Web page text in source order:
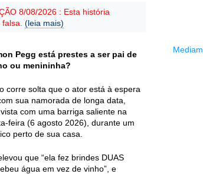
8/08/2026 : Esta história
(leia mais)
Pegg está prestes a ser pai de
ou menininha?
corre solta que o ator está à espera
sua namorada de longa data,
com uma barriga saliente na
feira (6 agosto 2026), durante um
perto de sua casa.
que “ela fez brindes DUAS
água em vez de vinho”, e